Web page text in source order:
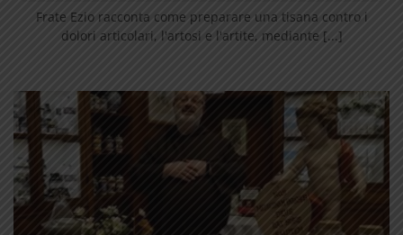
Frate Ezio racconta come preparare una tisana contro i
dolori articolari, l'artosi e l'artite, mediante [...]